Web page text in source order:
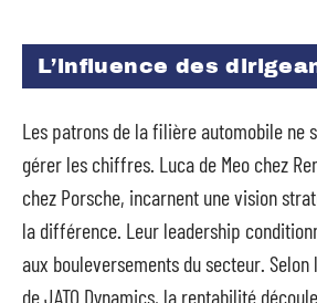
L’influence des
Les patrons de la filière automobile ne
gérer les chiffres. Luca de Meo chez
chez Porsche, incarnent une vision
la différence. Leur leadership
aux bouleversements du secteur. Selon
de JATO Dynamics, la rentabilité